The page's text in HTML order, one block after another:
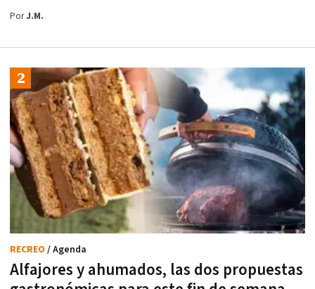
PorJ.M.
Alfajores y ahumados, las dos propuestas
RECREO / Agenda